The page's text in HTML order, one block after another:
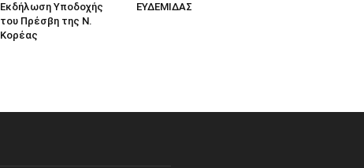
Εκδήλωση Υποδοχής
του Πρέσβη της Ν.
Κορέας
ΕΥΔΕΜΙΔΑΣ